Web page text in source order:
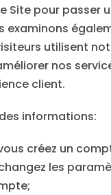
Site pour passer
examinons
utilisent
nos
client.
informations:
créez un
les